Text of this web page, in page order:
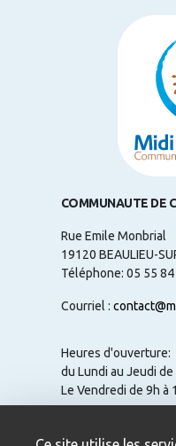
COMMUNAUTE DE
Rue Emile Monbrial
19120 BEAULIEU-
Téléphone: 05 55
Courriel :
Heures d'ouverture:
du Lundi au Jeudi
Le Vendredi de 9h à